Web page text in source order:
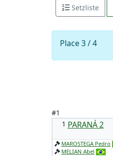
Setzliste
Place 3 / 4
#1
1 PARANÁ 2
MAROSTEGA Pedro
MELIAN Abel